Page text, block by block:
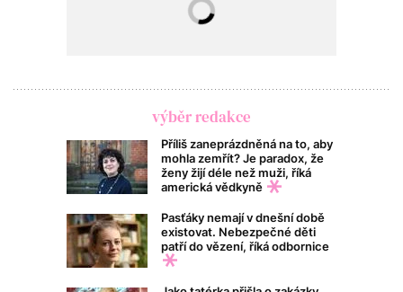
výběr redakce
Příliš zaneprázdněná na to, aby
mohla zemřít? Je paradox, že
ženy žijí déle než muži, říká
americká vědkyně
Pasťáky nemají v dnešní době
existovat. Nebezpečné děti
patří do vězení, říká odbornice